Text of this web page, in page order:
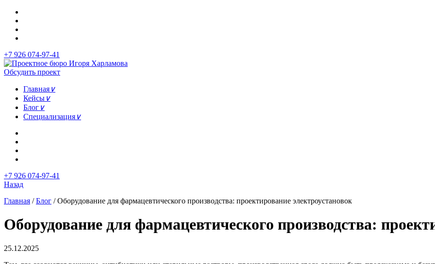
+7 926 074-97-41
Обсудить проект
Главная ∨
Кейсы ∨
Блог ∨
Специализация ∨
+7 926 074-97-41
Назад
Главная /Блог /Оборудование для фармацевтического производства: проектирование электроустановок
Оборудование для фармацевтического производства:
25.12.2025